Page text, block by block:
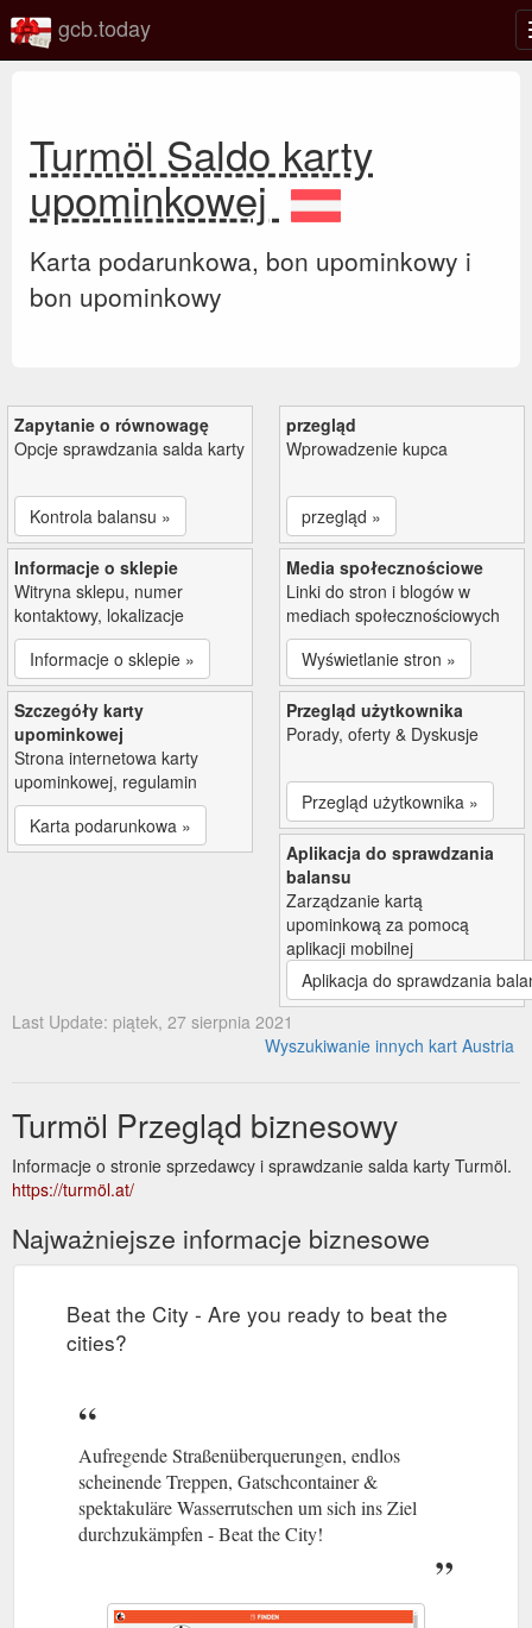
gcb.today
Turmöl Saldo karty
upominkowej
Karta podarunkowa, bon upominkowy i
bon upominkowy
Zapytanie o równowagę
Opcje sprawdzania salda karty
Kontrola balansu »
przegląd
Wprowadzenie kupca
przegląd »
Informacje o sklepie
Witryna sklepu, numer
kontaktowy, lokalizacje
Informacje o sklepie »
Media społecznościowe
Linki do stron i blogów w
mediach społecznościowych
Wyświetlanie stron »
Szczegóły karty
upominkowej
Strona internetowa karty
upominkowej, regulamin
Karta podarunkowa »
Przegląd użytkownika
Porady, oferty & Dyskusje
Przegląd użytkownika »
Aplikacja do sprawdzania
balansu
Zarządzanie kartą
upominkową za pomocą
aplikacji mobilnej
Aplikacja do sprawdzania
Last Update: piątek, 27 sierpnia 2021
Wyszukiwanie innych kart Austria
Turmöl Przegląd biznesowy
Informacje o stronie sprzedawcy i sprawdzanie salda karty Turmöl.
https://turmöl.at/
Najważniejsze informacje biznesowe
Beat the City - Are you ready to beat the
cities?
Aufregende Straßenüberquerungen, endlos
scheinende Treppen, Gatschcontainer &
spektakuläre Wasserrutschen um sich ins Ziel
durchzukämpfen - Beat the City!